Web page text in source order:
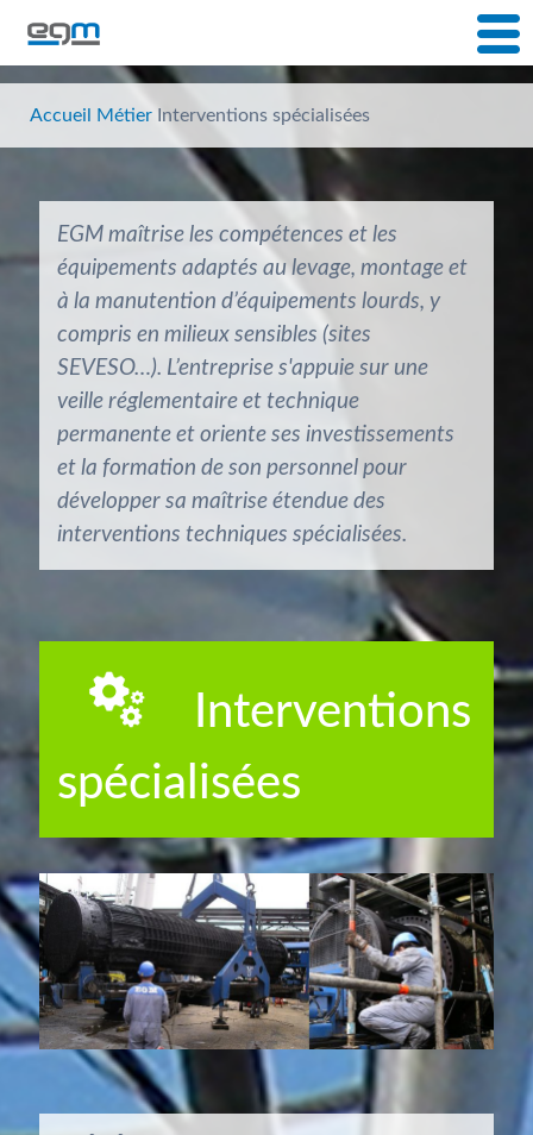
Accueil Métier Interventions spécialisées
EGM maîtrise les compétences et les
équipements adaptés au levage, montage et
à la manutention d’équipements lourds, y
compris en milieux sensibles (sites
SEVESO…). L’entreprise s'appuie sur une
veille réglementaire et technique
permanente et oriente ses investissements
et la formation de son personnel pour
développer sa maîtrise étendue des
interventions techniques spécialisées.
Interventions
spécialisées